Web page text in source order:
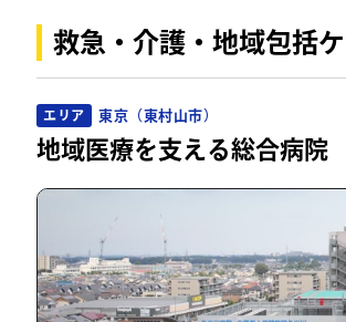
救急・介護・地域包括
エリア 東京（東村山市）
地域医療を支える総合病院